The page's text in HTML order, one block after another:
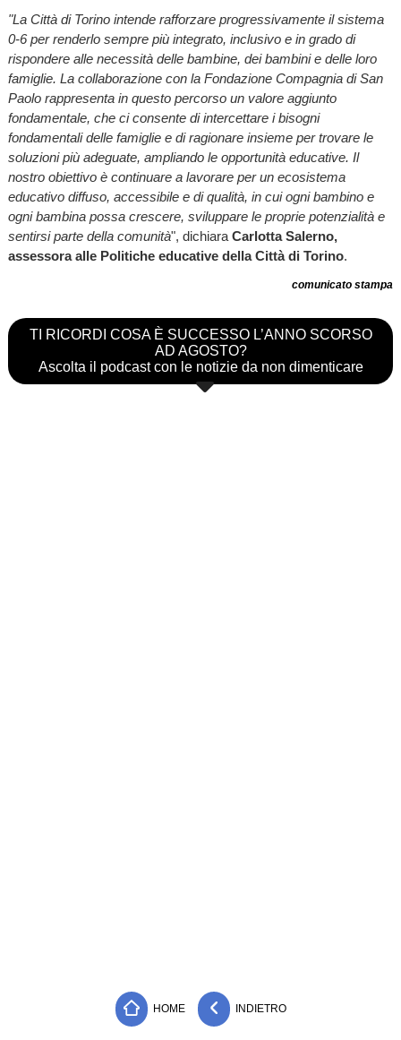
"La Città di Torino intende rafforzare progressivamente il sistema
0-6 per renderlo sempre più integrato, inclusivo e in grado di
rispondere alle necessità delle bambine, dei bambini e delle loro
famiglie. La collaborazione con la Fondazione Compagnia di San
Paolo rappresenta in questo percorso un valore aggiunto
fondamentale, che ci consente di intercettare i bisogni
fondamentali delle famiglie e di ragionare insieme per trovare le
soluzioni più adeguate, ampliando le opportunità educative. Il
nostro obiettivo è continuare a lavorare per un ecosistema
educativo diffuso, accessibile e di qualità, in cui ogni bambino e
ogni bambina possa crescere, sviluppare le proprie potenzialità e
sentirsi parte della comunità", dichiara Carlotta Salerno,
assessora alle Politiche educative della Città di Torino.
comunicato stampa
TI RICORDI COSA È SUCCESSO L’ANNO SCORSO
AD AGOSTO?
Ascolta il podcast con le notizie da non dimenticare
HOME INDIETRO